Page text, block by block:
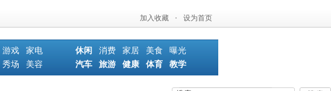
加入收藏 · 设为首页
游戏
家电
秀场 美容
休闲 消费 家居 美食
曝光
汽车
旅游 健康 体育 教学